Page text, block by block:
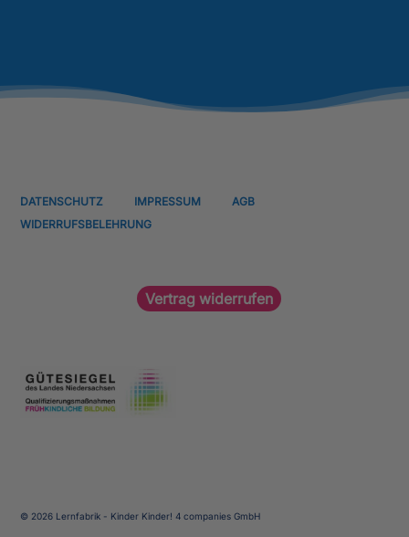
DATENSCHUTZ IMPRESSUM
AGB
WIDERRUFSBELEHRUNG
Vertrag widerrufen
© 2026 Lernfabrik - Kinder Kinder! 4 companies GmbH